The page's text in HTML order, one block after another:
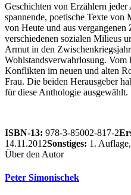
Geschichten von Erzählern jeder
spannende, poetische Texte von
von Heute und aus vergangenen
verschiedenen sozialen Milieus
Armut in den
Wohlstandsverwahrlosung.
Konflikten im neuen und alten
Frau. Die beiden Herausgeber
für diese Anthologie ausgewählt.
ISBN-13: 978-3-85002-817-2
14.11.2012Sonstiges: 1.
Über den Autor
Peter Simonischek